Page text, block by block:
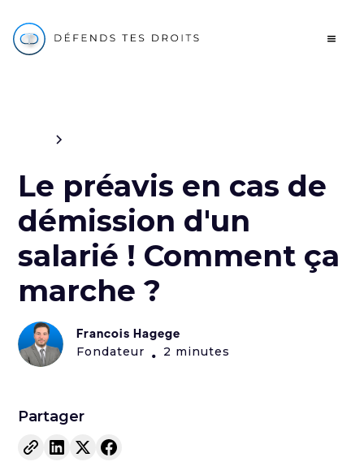
Le préavis en cas de
démission d'un
salarié ! Comment ça
marche ?
Francois Hagege
Fondateur • 2 minutes
Partager